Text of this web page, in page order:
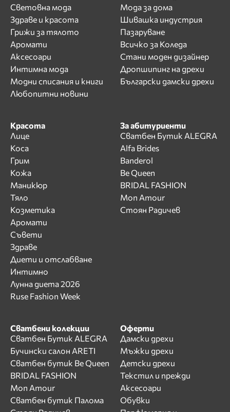
Световна мода
Здраве и красота
Грижи за тялото
Аромати
Аксесоари
Интимна мода
Модни списания и книги
Любопитни новини
Мода за дома
Шивашка индустрия
Пазаруване
Всичко за Коледа
Стани моден дизайнер
Дропшипинг на дрехи
Български дамски дрехи
Красота
Лице
Коса
Грим
Кожа
Маникюр
Тяло
Козметика
Аромати
Съвети
Здраве
Диети и отслабване
Интимно
Лунна диета 2026
Ruse Fashion Week
За абитуриенти
Сватбен Бутик ALEGRA
Alfa Brides
Banderol
Be Queen
BRIDAL FASHION
Mon Amour
Стоян Радичев
Сватбени колекции
Сватбен Бутик ALEGRA
Бучински салон ARETI
Сватбен бутик Be Queen
BRIDAL FASHION
Mon Amour
Сватбен бутик Палома
Оферти
Дамски дрехи
Мъжки дрехи
Детски дрехи
Текстил и прежди
Аксесоари
Обувки